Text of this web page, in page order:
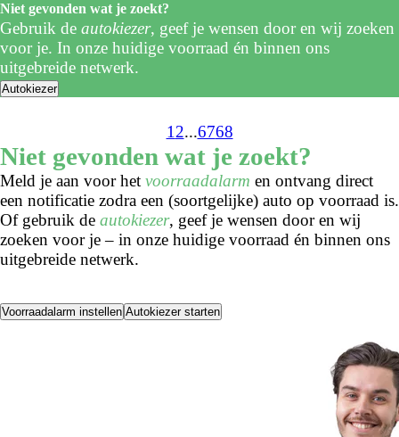
Niet gevonden wat je zoekt?
Gebruik de autokiezer, geef je wensen door en wij zoeken
voor je. In onze huidige voorraad én binnen ons
uitgebreide netwerk.
Autokiezer
12...6768
Niet gevonden wat je zoekt?
Meld je aan voor het voorraadalarm en ontvang direct
een notificatie zodra een (soortgelijke) auto op voorraad is.
Of gebruik de autokiezer, geef je wensen door en wij
zoeken voor je – in onze huidige voorraad én binnen ons
uitgebreide netwerk.
Voorraadalarm instellen Autokiezer starten